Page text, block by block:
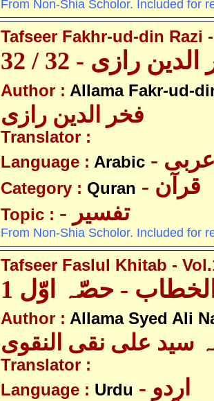
From Non-Shia Scholor. Included for
Tafseer Fakhr-ud-din Razi
رازی - 32 / 32
Author : Allama Fakr-ud-
فخر الدین رازی
Translator :
Language : Arabic عربی
Category : Quran - قرآن
Topic : - تفسیر
From Non-Shia Scholor. Included for
Tafseer Faslul Khitab -
- حصّہ اوّل 1
Author : Allama Syed Ali
سید علی نقی النقوی
Translator :
Language : Urdu - اردو